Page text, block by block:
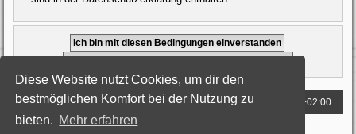
Diese Website nutzt Cookies, um dir den
bestmöglichen Komfort bei der Nutzung zu
bieten. Mehr erfahren
Foren-Übersicht Alle Zeiten sind UTC+02:00
Powered byphpBB® Forum Software © phpBB Limited